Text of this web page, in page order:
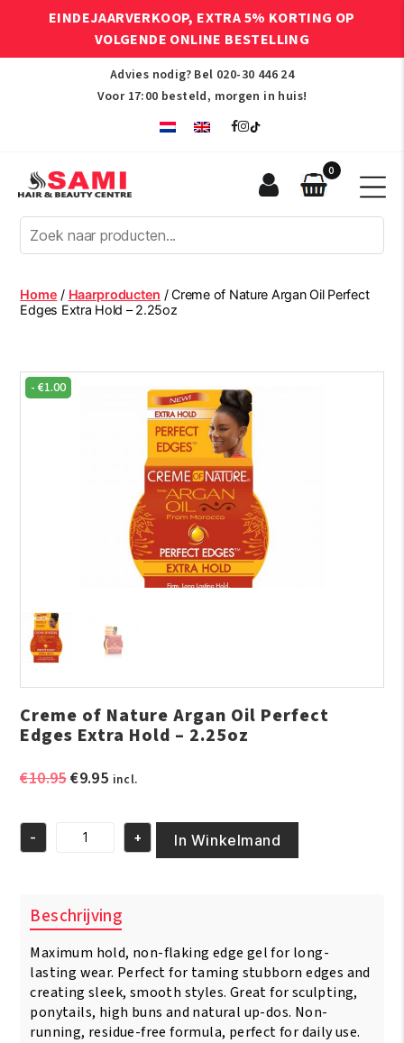
EINDEJAARVERKOOP, EXTRA 5% KORTING OP
VOLGENDE ONLINE BESTELLING
Advies nodig? Bel 020-30 446 24
Voor 17:00 besteld, morgen in huis!
Afro
Hair
Beauty
Centre
0
Home / Haarproducten / Creme of Nature Argan Oil Perfect
Edges Extra Hold – 2.25oz
-€1.00
Creme of Nature Argan Oil Perfect
Edges Extra Hold – 2.25oz
€10.95Oorspronkelijke
€10.95.
€9.95Huidige
€9.95.
incl.
Creme
Oil
Perfect
Edges
Extra
Hold
2.25oz
- + In Winkelmand
Beschrijving
Maximum hold, non-flaking edge gel for long-
lasting wear. Perfect for taming stubborn edges and
creating sleek, smooth styles. Great for sculpting,
ponytails, high buns and natural up-dos. Non-
running, residue-free formula, perfect for daily use.